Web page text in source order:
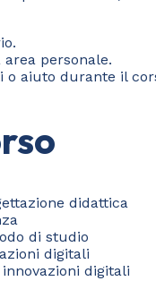
personale.
o aiuto durante il
didattica
di studio
digitali
digitali